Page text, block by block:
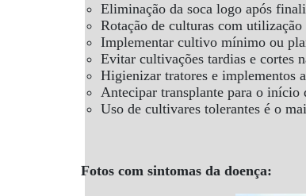
Eliminação da soca logo após
Rotação de culturas com utilização
Implementar cultivo mínimo ou
Evitar cultivações tardias e cortes
Higienizar tratores e implementos
Antecipar transplante para o início
Uso de cultivares tolerantes é o
Fotos com sintomas da doença: